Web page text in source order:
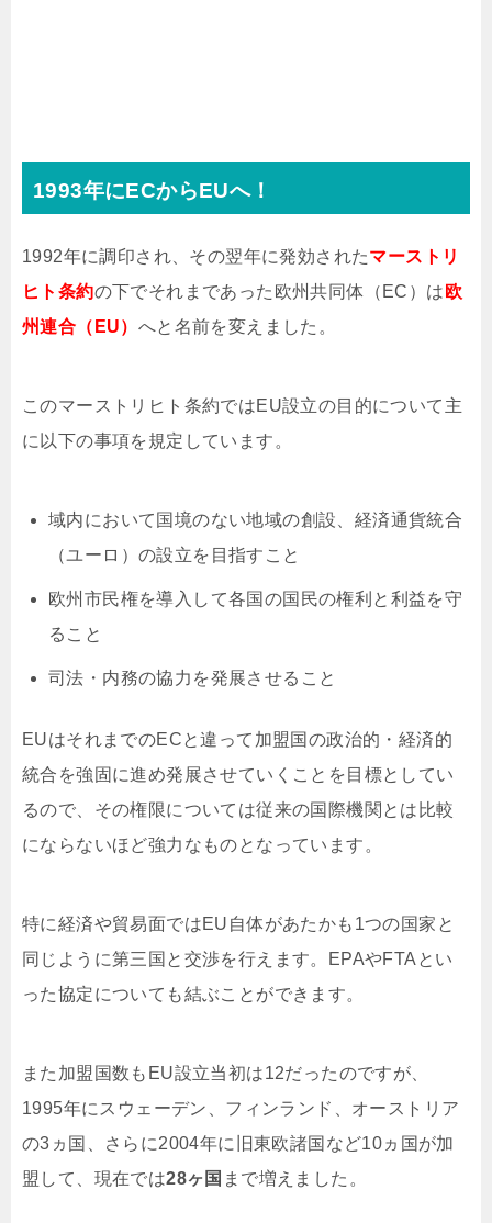
1993年にECからEUへ！
1992年に調印され、その翌年に発効されたマーストリ
ヒト条約の下でそれまであった欧州共同体（EC）は 欧
州連合（EU） へと名前を変えました。
このマーストリヒト条約ではEU設立の目的について主
に以下の事項を規定しています。
域内において国境のない地域の創設、経済通貨統合
（ユーロ）の設立を目指すこと
欧州市民権を導入して各国の国民の権利と利益を守
ること
司法・内務の協力を発展させること
EUはそれまでのECと違って加盟国の政治的・経済的
統合を強固に進め発展させていくことを目標としてい
るので、その権限については従来の国際機関とは比較
にならないほど強力なものとなっています。
特に経済や貿易面ではEU自体があたかも1つの国家と
同じように第三国と交渉を行えます。EPAやFTAとい
った協定についても結ぶことができます。
また加盟国数もEU設立当初は12だったのですが、
1995年にスウェーデン、フィンランド、オーストリア
の3ヵ国、さらに2004年に旧東欧諸国など10ヵ国が加
盟して、現在では28ヶ国 まで増えました。